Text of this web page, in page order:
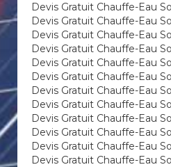
Devis Gratuit Chauffe-Eau
Devis Gratuit Chauffe-Eau
Devis Gratuit Chauffe-Eau
Devis Gratuit Chauffe-Eau
Devis Gratuit Chauffe-Eau
Devis Gratuit Chauffe-Eau
Devis Gratuit Chauffe-Eau
Devis Gratuit Chauffe-Eau
Devis Gratuit Chauffe-Eau
Devis Gratuit Chauffe-Eau
Devis Gratuit Chauffe-Eau
Devis Gratuit Chauffe-Eau